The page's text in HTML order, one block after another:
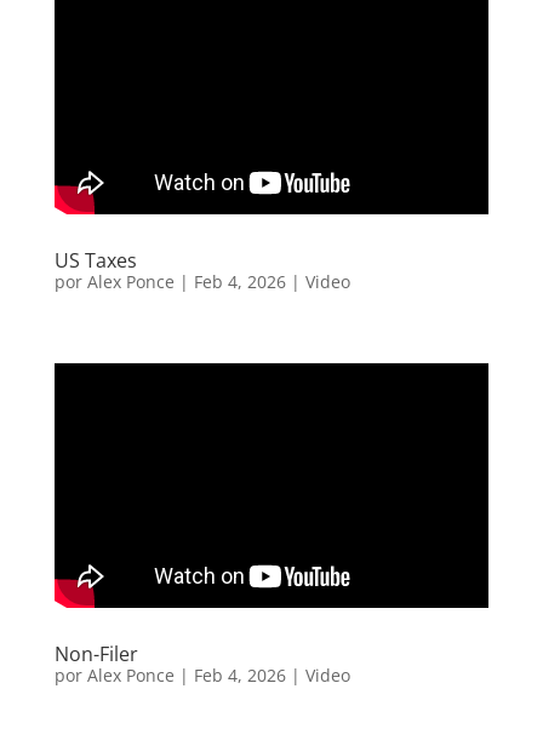
US Taxes
por Alex Ponce | Feb 4, 2026| Video
Non-Filer
por Alex Ponce | Feb 4, 2026| Video